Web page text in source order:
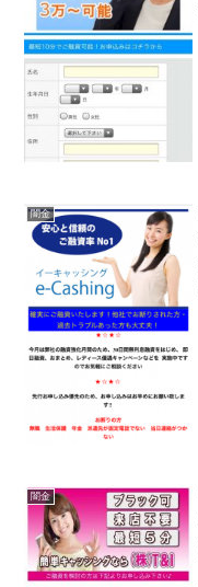
闇金
闇金